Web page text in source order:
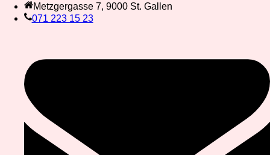
Metzgergasse 7, 9000 St. Gallen
071 223 15 23